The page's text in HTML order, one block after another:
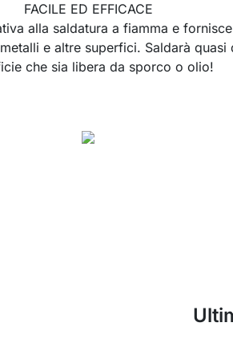
FACILE ED EFFICACE
alla saldatura a fiamma e
e altre superfici. Saldarà quasi
che sia libera da sporco o olio!